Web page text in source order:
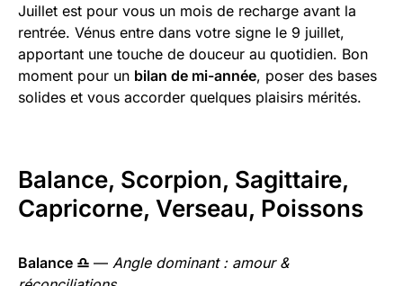
Juillet est pour vous un mois de recharge avant la
rentrée. Vénus entre dans votre signe le 9 juillet,
apportant une touche de douceur au quotidien. Bon
moment pour un bilan de mi-année, poser des bases
solides et vous accorder quelques plaisirs mérités.
Balance, Scorpion, Sagittaire,
Capricorne, Verseau, Poissons
Balance ♎ — Angle dominant : amour &